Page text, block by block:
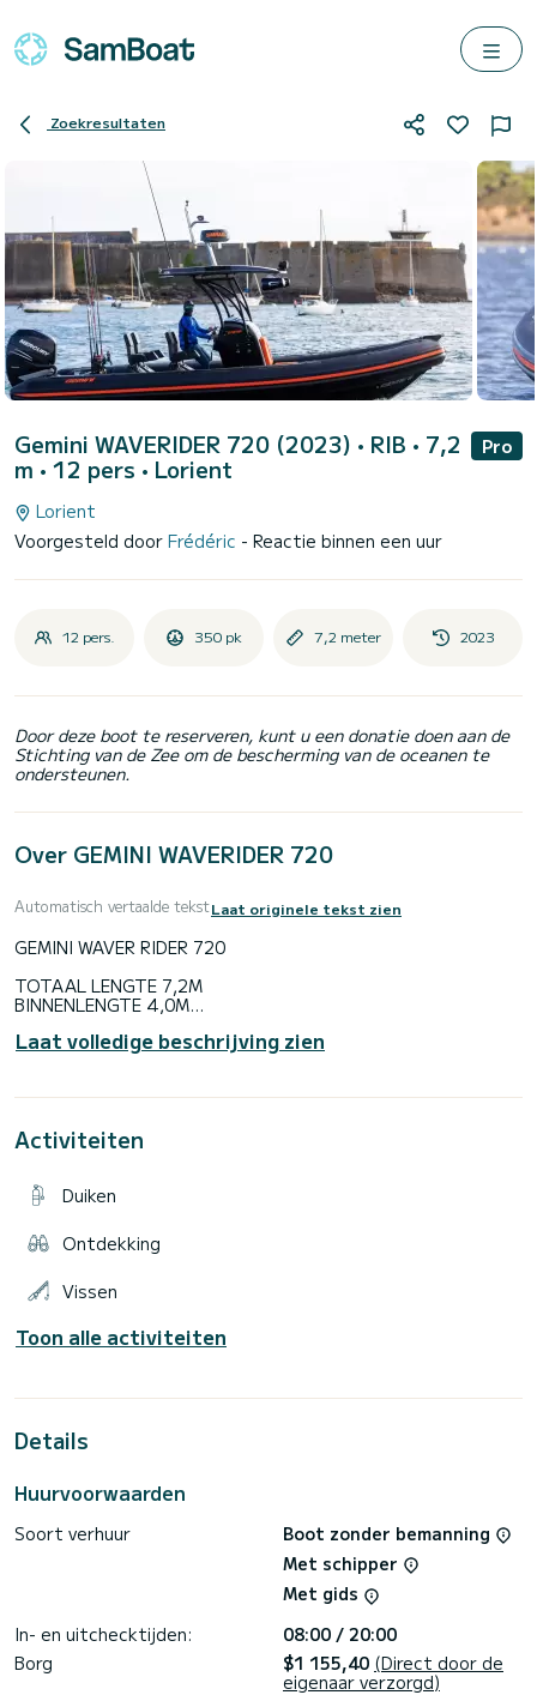
Zoekresultaten
Gemini WAVERIDER 720 (2023) • RIB • 7,2
m • 12 pers • Lorient
Pro
Lorient
Voorgesteld door Frédéric - Reactie binnen een uur
12 pers. 350 pk 7,2 meter 2023
Door deze boot te reserveren, kunt u een donatie doen aan de
Stichting van de Zee om de bescherming van de oceanen te
ondersteunen.
Over GEMINI WAVERIDER 720
Automatisch vertaalde tekstLaat originele tekst zien
GEMINI WAVER RIDER 720
TOTAAL LENGTE 7,2M
BINNENLENGTE 4,0M
INTERNE BREEDTE 1,70M
BUISDIAMETER 57CM
MAXIMUMGEWICHT 2.280 KG
MOTORVERMOGEN 350 PK
Sirene, GPS, marifoon, radar, geluid systeem,
Laat volledige beschrijving zien
Activiteiten
Duiken
Ontdekking
Vissen
Toon alle activiteiten
Details
Huurvoorwaarden
Soort verhuur
Boot zonder bemanning
Met schipper
Met gids
In- en uitchecktijden:
08:00 / 20:00
Borg
$1 155,40 (Direct door de
eigenaar verzorgd)